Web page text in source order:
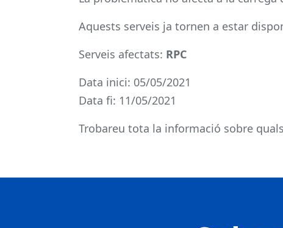
Aquests serveis ja tornen a estar
Serveis afectats: RPC
Data inici: 05/05/2021
Data fi: 11/05/2021
Trobareu tota la informació sobre